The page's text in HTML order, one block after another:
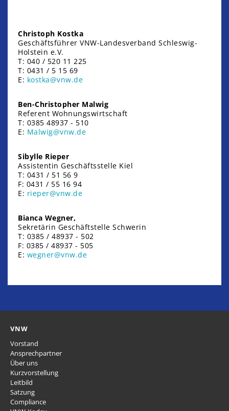
Christoph Kostka
Geschäftsführer VNW-Landesverband Schleswig-
Holstein e.V.
T: 040 / 520 11 225
T: 0431 / 5 15 69
E: kostka@vnw.de
Ben-Christopher Malwig
Referent Wohnungswirtschaft
T: 0385 48937 - 510
E: Malwig@vnw.de
Sibylle Rieper
Assistentin Geschäftsstelle Kiel
T: 0431 / 51 56 9
F: 0431 / 55 16 94
E: rieper@vnw.de
Bianca Wegner,
Sekretärin Geschäftstelle Schwerin
T: 0385 / 48937 - 502
F: 0385 / 48937 - 505
E: wegner@vnw.de
VNW
Vorstand
Ansprechpartner
Über uns
Kurzvorstellung
Leitbild
Satzung
Compliance